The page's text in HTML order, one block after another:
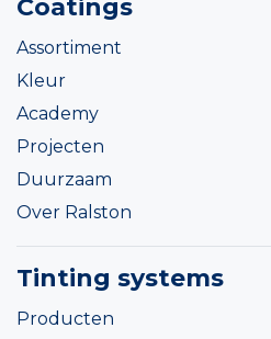
Coatings
Assortiment
Kleur
Academy
Projecten
Duurzaam
Over Ralston
Tinting systems
Producten